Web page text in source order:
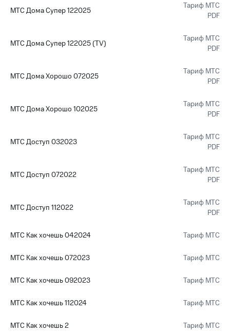
МТС Дома Супер 122025
Тариф МТС
PDF
МТС Дома Супер 122025 (TV)
Тариф МТС
PDF
МТС Дома Хорошо 072025
Тариф МТС
PDF
МТС Дома Хорошо 102025
Тариф МТС
PDF
МТС Доступ 032023
Тариф МТС
PDF
МТС Доступ 072022
Тариф МТС
PDF
МТС Доступ 112022
Тариф МТС
PDF
МТС Как хочешь 042024 Тариф МТС
МТС Как хочешь 072023 Тариф МТС
МТС Как хочешь 092023 Тариф МТС
МТС Как хочешь 112024 Тариф МТС
МТС Как хочешь 2 Тариф МТС